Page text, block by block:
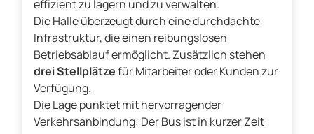
effizient zu lagern und zu verwalten.
Die Halle überzeugt durch eine durchdachte
Infrastruktur, die einen reibungslosen
Betriebsablauf ermöglicht. Zusätzlich stehen
drei Stellplätzefür Mitarbeiter oder Kunden zur
Verfügung.
Die Lage punktet mit hervorragender
Verkehrsanbindung: Der Bus ist in kurzer Zeit